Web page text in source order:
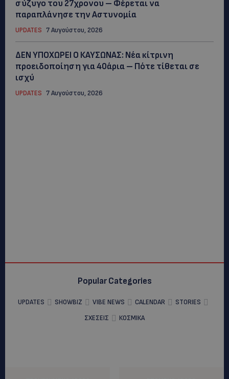
σύζυγο του 27χρονου – Φέρεται να
παραπλάνησε την Αστυνομία
UPDATES 7 Αυγούστου, 2026
ΔΕΝ ΥΠΟΧΩΡΕΙ Ο ΚΑΥΣΩΝΑΣ: Νέα κίτρινη
προειδοποίηση για 40άρια – Πότε τίθεται σε
ισχύ
UPDATES 7 Αυγούστου, 2026
Popular Categories
UPDATES SHOWBIZ VIBE NEWS CALENDAR
STORIES
ΣΧΕΣΕΙΣ
ΚΟΣΜΙΚΑ